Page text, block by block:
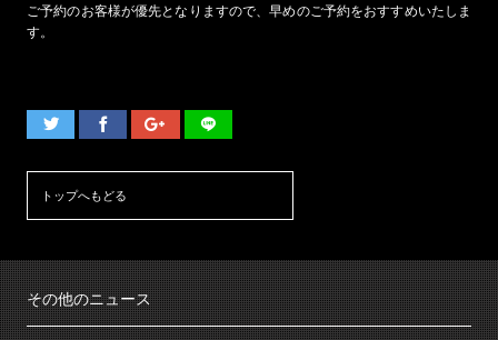
ご予約のお客様が優先となりますので、早めのご予約をおすすめいたしま
す。
トップへもどる
その他のニュース